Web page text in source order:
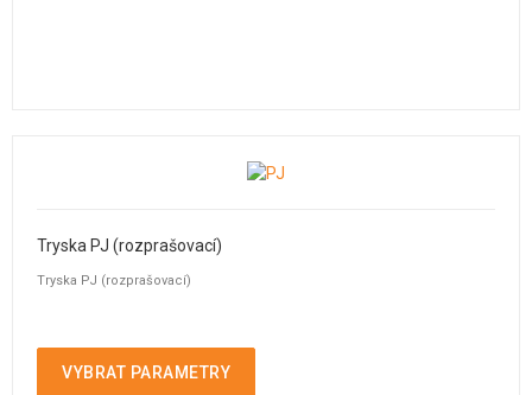
Tryska PJ (rozprašovací)
Tryska PJ (rozprašovací)
VYBRAT PARAMETRY